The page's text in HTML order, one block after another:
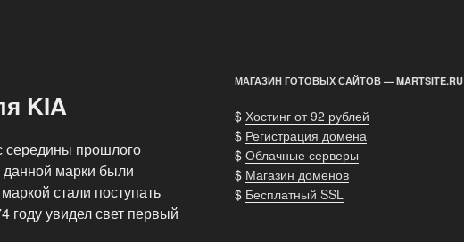
KIA
прошлого
данной марки были
стали поступать
году увидел свет первый
МАГАЗИН ГОТОВЫХ САЙТОВ — MARTSITE.RU
$ Хостинг от 92 рублей
$ Регистрация домена
$ Облачные серверы
$ Магазин доменов
$ Бесплатный SSL